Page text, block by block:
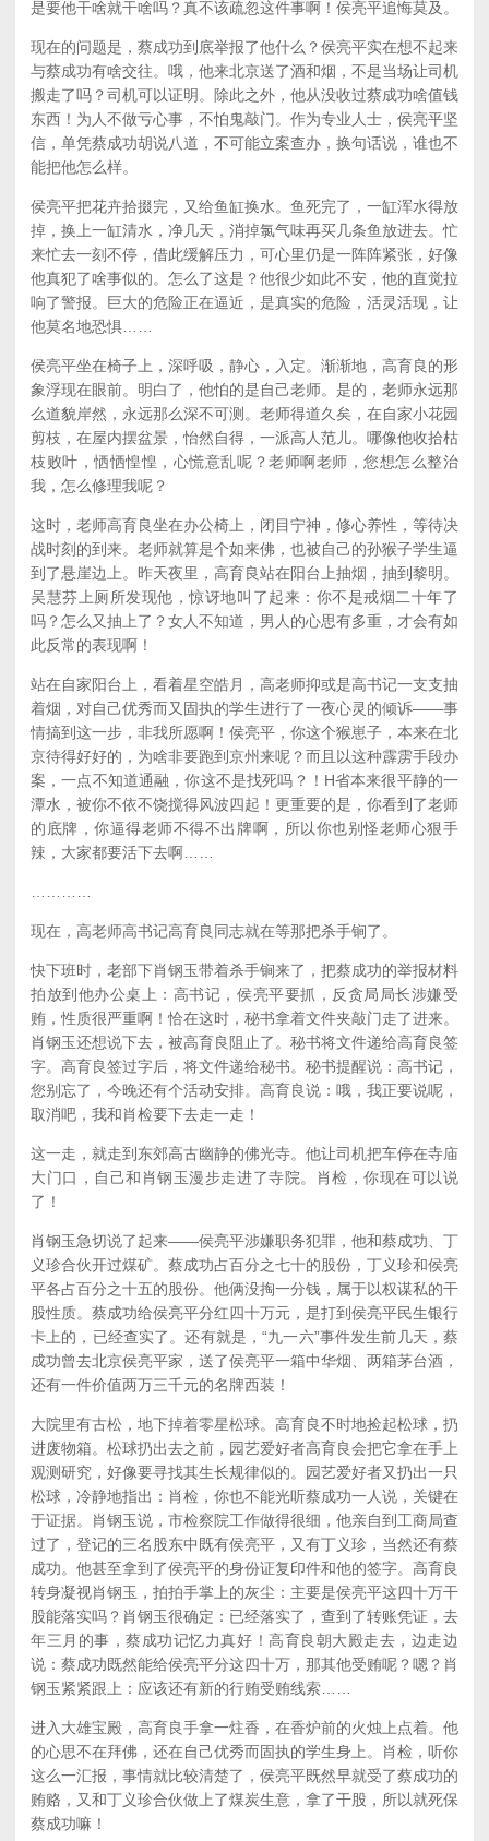
是要他干啥就干啥吗？真不该疏忽这件事啊！侯亮平追悔莫及。
现在的问题是，蔡成功到底举报了他什么？侯亮平实在想不起来
与蔡成功有啥交往。哦，他来北京送了酒和烟，不是当场让司机
搬走了吗？司机可以证明。除此之外，他从没收过蔡成功啥值钱
东西！为人不做亏心事，不怕鬼敲门。作为专业人士，侯亮平坚
信，单凭蔡成功胡说八道，不可能立案查办，换句话说，谁也不
能把他怎么样。
侯亮平把花卉拾掇完，又给鱼缸换水。鱼死完了，一缸浑水得放
掉，换上一缸清水，净几天，消掉氯气味再买几条鱼放进去。忙
来忙去一刻不停，借此缓解压力，可心里仍是一阵阵紧张，好像
他真犯了啥事似的。怎么了这是？他很少如此不安，他的直觉拉
响了警报。巨大的危险正在逼近，是真实的危险，活灵活现，让
他莫名地恐惧……
侯亮平坐在椅子上，深呼吸，静心，入定。渐渐地，高育良的形
象浮现在眼前。明白了，他怕的是自己老师。是的，老师永远那
么道貌岸然，永远那么深不可测。老师得道久矣，在自家小花园
剪枝，在屋内摆盆景，怡然自得，一派高人范儿。哪像他收拾枯
枝败叶，恓恓惶惶，心慌意乱呢？老师啊老师，您想怎么整治
我，怎么修理我呢？
这时，老师高育良坐在办公椅上，闭目宁神，修心养性，等待决
战时刻的到来。老师就算是个如来佛，也被自己的孙猴子学生逼
到了悬崖边上。昨天夜里，高育良站在阳台上抽烟，抽到黎明。
吴慧芬上厕所发现他，惊讶地叫了起来：你不是戒烟二十年了
吗？怎么又抽上了？女人不知道，男人的心思有多重，才会有如
此反常的表现啊！
站在自家阳台上，看着星空皓月，高老师抑或是高书记一支支抽
着烟，对自己优秀而又固执的学生进行了一夜心灵的倾诉——事
情搞到这一步，非我所愿啊！侯亮平，你这个猴崽子，本来在北
京待得好好的，为啥非要跑到京州来呢？而且以这种霹雳手段办
案，一点不知道通融，你这不是找死吗？！H省本来很平静的一
潭水，被你不依不饶搅得风波四起！更重要的是，你看到了老师
的底牌，你逼得老师不得不出牌啊，所以你也别怪老师心狠手
辣，大家都要活下去啊……
现在，高老师高书记高育良同志就在等那把杀手锏了。
快下班时，老部下肖钢玉带着杀手锏来了，把蔡成功的举报材料
拍放到他办公桌上：高书记，侯亮平要抓，反贪局局长涉嫌受
贿，性质很严重啊！恰在这时，秘书拿着文件夹敲门走了进来。
肖钢玉还想说下去，被高育良阻止了。秘书将文件递给高育良签
字。高育良签过字后，将文件递给秘书。秘书提醒说：高书记，
您别忘了，今晚还有个活动安排。高育良说：哦，我正要说呢，
取消吧，我和肖检要下去走一走！
这一走，就走到东郊高古幽静的佛光寺。他让司机把车停在寺庙
大门口，自己和肖钢玉漫步走进了寺院。肖检，你现在可以说
了！
肖钢玉急切说了起来——侯亮平涉嫌职务犯罪，他和蔡成功、丁
义珍合伙开过煤矿。蔡成功占百分之七十的股份，丁义珍和侯亮
平各占百分之十五的股份。他俩没掏一分钱，属于以权谋私的干
股性质。蔡成功给侯亮平分红四十万元，是打到侯亮平民生银行
卡上的，已经查实了。还有就是，“九一六”事件发生前几天，蔡
成功曾去北京侯亮平家，送了侯亮平一箱中华烟、两箱茅台酒，
还有一件价值两万三千元的名牌西装！
大院里有古松，地下掉着零星松球。高育良不时地捡起松球，扔
进废物箱。松球扔出去之前，园艺爱好者高育良会把它拿在手上
观测研究，好像要寻找其生长规律似的。园艺爱好者又扔出一只
松球，冷静地指出：肖检，你也不能光听蔡成功一人说，关键在
于证据。肖钢玉说，市检察院工作做得很细，他亲自到工商局查
过了，登记的三名股东中既有侯亮平，又有丁义珍，当然还有蔡
成功。他甚至拿到了侯亮平的身份证复印件和他的签字。高育良
转身凝视肖钢玉，拍拍手掌上的灰尘：主要是侯亮平这四十万干
股能落实吗？肖钢玉很确定：已经落实了，查到了转账凭证，去
年三月的事，蔡成功记忆力真好！高育良朝大殿走去，边走边
说：蔡成功既然能给侯亮平分这四十万，那其他受贿呢？嗯？肖
钢玉紧紧跟上：应该还有新的行贿受贿线索……
进入大雄宝殿，高育良手拿一炷香，在香炉前的火烛上点着。他
的心思不在拜佛，还在自己优秀而固执的学生身上。肖检，听你
这么一汇报，事情就比较清楚了，侯亮平既然早就受了蔡成功的
贿赂，又和丁义珍合伙做上了煤炭生意，拿了干股，所以就死保
蔡成功嘛！